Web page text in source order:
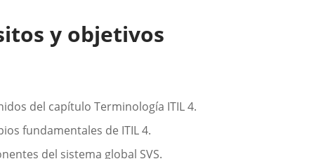
y objetivos
del capítulo Terminología ITIL 4.
fundamentales de ITIL 4.
del sistema global SVS.